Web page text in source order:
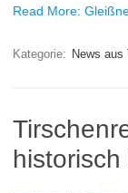
Read More:
Kategorie: News aus